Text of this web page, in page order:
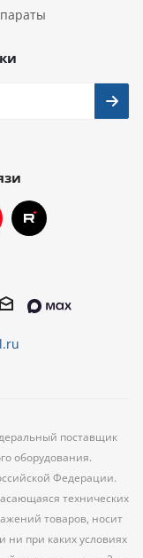
поставщик
оборудования.
Федерации.
технических
товаров, носит
при каких условиях